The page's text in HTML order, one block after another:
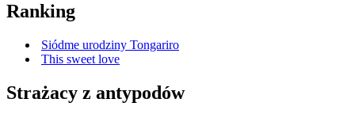
Ranking
Siódme urodziny Tongariro
This sweet love
Strażacy z antypodów